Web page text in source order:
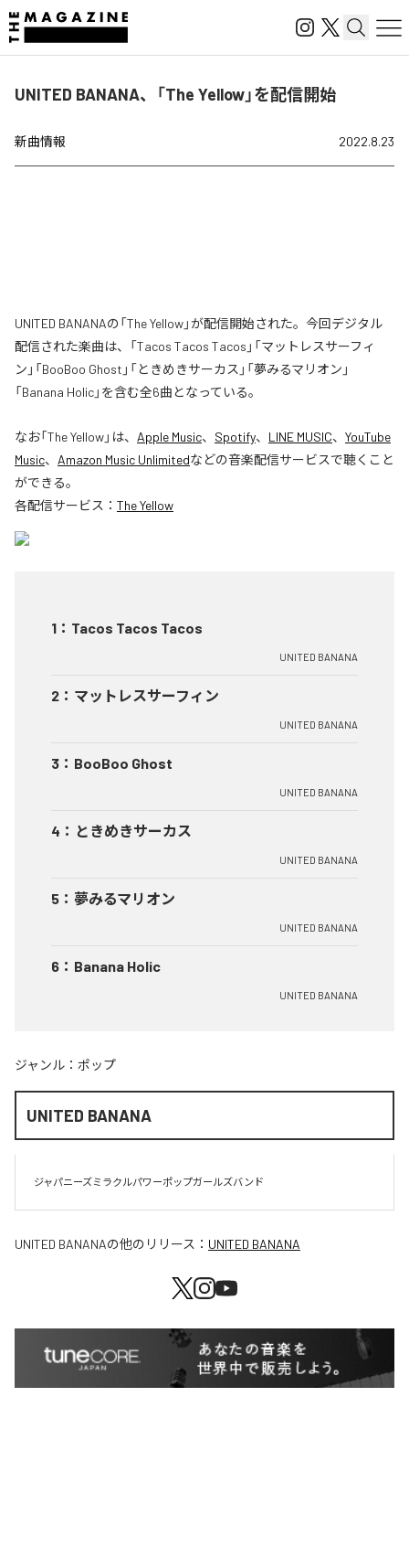
UNITED BANANA、「The Yellow」を配信開始
新曲情報 2022.8.23
UNITED BANANAの「The Yellow」が配信開始された。今回デジタル
配信された楽曲は、「Tacos Tacos Tacos」「マットレスサーフィ
ン」「BooBoo Ghost」「ときめきサーカス」「夢みるマリオン」
「Banana Holic」を含む全6曲となっている。
なお「The Yellow」は、 Apple Music、 Spotify、 LINE MUSIC、 YouTube
Music、 Amazon Music Unlimitedなどの音楽配信サービスで聴くこと
ができる。
各配信サービス： The Yellow
1 ： Tacos Tacos Tacos
UNITED BANANA
2 ： マットレスサーフィン
UNITED BANANA
3 ： BooBoo Ghost
UNITED BANANA
4 ： ときめきサーカス
UNITED BANANA
5 ： 夢みるマリオン
UNITED BANANA
6 ： Banana Holic
UNITED BANANA
ジャンル： ポップ
UNITED BANANA
ジャパニーズミラクルパワーポップガールズバンド
UNITED BANANAの他のリリース： UNITED BANANA